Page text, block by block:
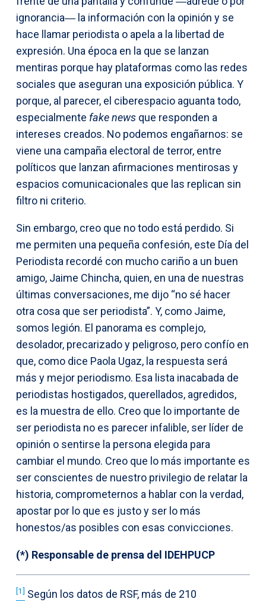
ignorancia― la información con la opinión y se
hace llamar periodista o apela a la libertad de
expresión. Una época en la que se lanzan
mentiras porque hay plataformas como las redes
sociales que aseguran una exposición pública. Y
porque, al parecer, el ciberespacio aguanta todo,
especialmente fake news que responden a
intereses creados. No podemos engañarnos: se
viene una campaña electoral de terror, entre
políticos que lanzan afirmaciones mentirosas y
espacios comunicacionales que las replican sin
filtro ni criterio.
Sin embargo, creo que no todo está perdido. Si
me permiten una pequeña confesión, este Día del
Periodista recordé con mucho cariño a un buen
amigo, Jaime Chincha, quien, en una de nuestras
últimas conversaciones, me dijo “no sé hacer
otra cosa que ser periodista”. Y, como Jaime,
somos legión. El panorama es complejo,
desolador, precarizado y peligroso, pero confío en
que, como dice Paola Ugaz, la respuesta será
más y mejor periodismo. Esa lista inacabada de
periodistas hostigados, querellados, agredidos,
es la muestra de ello. Creo que lo importante de
ser periodista no es parecer infalible, ser líder de
opinión o sentirse la persona elegida para
cambiar el mundo. Creo que lo más importante es
ser conscientes de nuestro privilegio de relatar la
historia, comprometernos a hablar con la verdad,
apostar por lo que es justo y ser lo más
honestos/as posibles con esas convicciones.
(*) Responsable de prensa del IDEHPUCP
[1] Según los datos de RSF, más de 210